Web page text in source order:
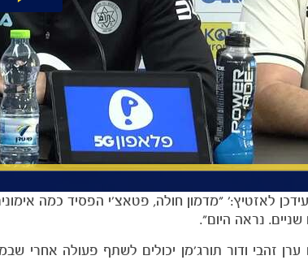
לאזטיץ:' "מדמון חולה, פטאצ'י הפסיד כמה
שניים. נראה היום".
זהבי ודור תורג'מן יכולים לשתף פעולה אחרי